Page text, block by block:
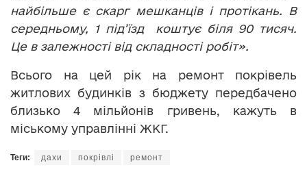
найбільше є скарг мешканців і протікань. В
середньому, 1 під’їзд коштує біля 90 тисяч.
Це в залежності від складності робіт».
Всього на цей рік на ремонт покрівель
житлових будинків з бюджету передбачено
близько 4 мільйонів гривень, кажуть в
міському управлінні ЖКГ.
Теги: дахи покрівлі ремонт